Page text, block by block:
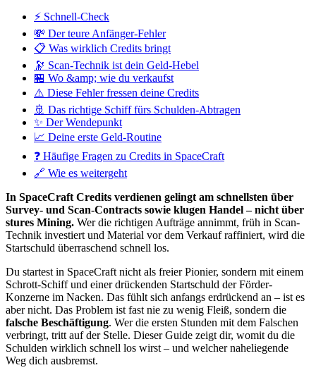
⚡ Schnell-Check
💸 Der teure Anfänger-Fehler
📋 Was wirklich Credits bringt
🔭 Scan-Technik ist dein Geld-Hebel
🏪 Wo &amp; wie du verkaufst
⚠️ Diese Fehler fressen deine Credits
🚢 Das richtige Schiff fürs Schulden-Abtragen
✨ Der Wendepunkt
📈 Deine erste Geld-Routine
❓ Häufige Fragen zu Credits in SpaceCraft
🔗 Wie es weitergeht
In SpaceCraft Credits verdienen gelingt am schnellsten über
Survey- und Scan-Contracts sowie klugen Handel – nicht über
stures Mining. Wer die richtigen Aufträge annimmt, früh in Scan-
Technik investiert und Material vor dem Verkauf raffiniert, wird die
Startschuld überraschend schnell los.
Du startest in SpaceCraft nicht als freier Pionier, sondern mit einem
Schrott-Schiff und einer drückenden Startschuld der Förder-
Konzerne im Nacken. Das fühlt sich anfangs erdrückend an – ist es
aber nicht. Das Problem ist fast nie zu wenig Fleiß, sondern die
falsche Beschäftigung. Wer die ersten Stunden mit dem Falschen
verbringt, tritt auf der Stelle. Dieser Guide zeigt dir, womit du die
Schulden wirklich schnell los wirst – und welcher naheliegende
Weg dich ausbremst.